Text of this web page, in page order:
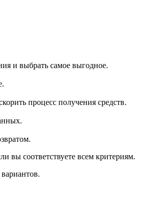
и выбрать самое выгодное.
процесс получения средств.
вы соответствуете всем критериям.